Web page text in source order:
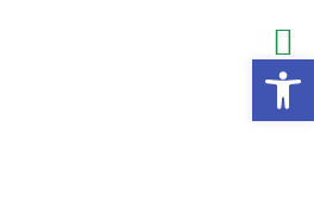
פתח סרגל נגישות